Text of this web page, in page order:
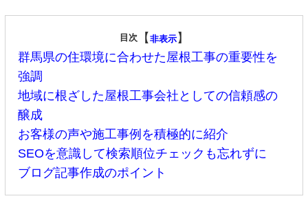
目次【 非表示】
群馬県の住環境に合わせた屋根工事の重要性を
強調
地域に根ざした屋根工事会社としての信頼感の
醸成
お客様の声や施工事例を積極的に紹介
SEOを意識して検索順位チェックも忘れずに
ブログ記事作成のポイント